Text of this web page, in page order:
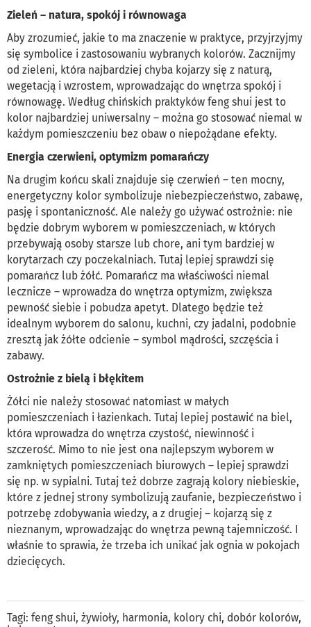
Zieleń – natura, spokój i równowaga
Aby zrozumieć, jakie to ma znaczenie w praktyce, przyjrzyjmy
się symbolice i zastosowaniu wybranych kolorów. Zacznijmy
od zieleni, która najbardziej chyba kojarzy się z naturą,
wegetacją i wzrostem, wprowadzając do wnętrza spokój i
równowagę. Według chińskich praktyków feng shui jest to
kolor najbardziej uniwersalny – można go stosować niemal w
każdym pomieszczeniu bez obaw o niepożądane efekty.
Energia czerwieni, optymizm pomarańczy
Na drugim końcu skali znajduje się czerwień – ten mocny,
energetyczny kolor symbolizuje niebezpieczeństwo, zabawę,
pasję i spontaniczność. Ale należy go używać ostrożnie: nie
będzie dobrym wyborem w pomieszczeniach, w których
przebywają osoby starsze lub chore, ani tym bardziej w
korytarzach czy poczekalniach. Tutaj lepiej sprawdzi się
pomarańcz lub żółć. Pomarańcz ma właściwości niemal
lecznicze – wprowadza do wnętrza optymizm, zwiększa
pewność siebie i pobudza apetyt. Dlatego będzie też
idealnym wyborem do salonu, kuchni, czy jadalni, podobnie
zresztą jak żółte odcienie – symbol mądrości, szczęścia i
zabawy.
Ostrożnie z bielą i błękitem
Żółci nie należy stosować natomiast w małych
pomieszczeniach i łazienkach. Tutaj lepiej postawić na biel,
która wprowadza do wnętrza czystość, niewinność i
szczerość. Mimo to nie jest ona najlepszym wyborem w
zamkniętych pomieszczeniach biurowych – lepiej sprawdzi
się np. w sypialni. Tutaj też dobrze zagrają kolory niebieskie,
które z jednej strony symbolizują zaufanie, bezpieczeństwo i
potrzebę zdobywania wiedzy, a z drugiej – kojarzą się z
nieznanym, wprowadzając do wnętrza pewną tajemniczość. I
właśnie to sprawia, że trzeba ich unikać jak ognia w pokojach
dziecięcych.
Tagi: feng shui, żywioły, harmonia, kolory chi, dobór kolorów,